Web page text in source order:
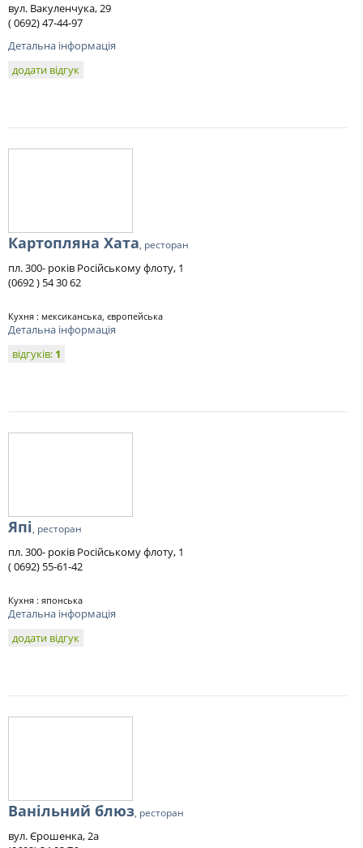
вул. Вакуленчука, 29
( 0692) 47-44-97
Детальна інформація
додати відгук
Картопляна Хата, ресторан
пл. 300- років Російському флоту, 1
(0692 ) 54 30 62
Кухня : мексиканська, європейська
Детальна інформація
відгуків: 1
Япі, ресторан
пл. 300- років Російському флоту, 1
( 0692) 55-61-42
Кухня : японська
Детальна інформація
додати відгук
Ванільний блюз, ресторан
вул. Єрошенка, 2а